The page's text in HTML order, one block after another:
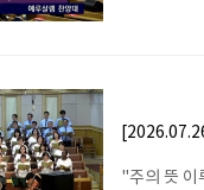
"주의 뜻 이